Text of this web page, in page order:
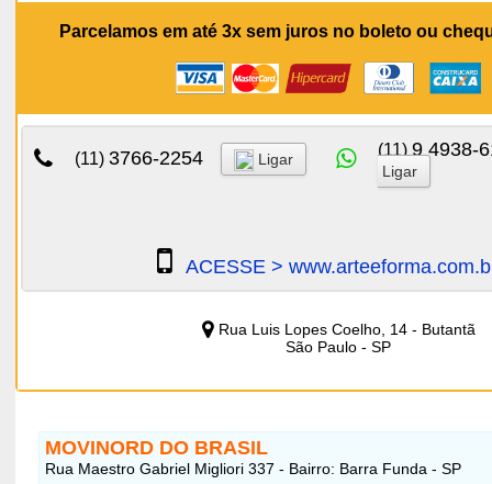
Parcelamos em até 3x sem juros no boleto ou
(11) 3766-2254 Ligar (11)9 4938-
Ligar
ACESSE >
Rua Luis Lopes Coelho, 14 - Butantã
São Paulo - SP
MOVINORD DO BRASIL
Rua Maestro Gabriel Migliori 337 - Bairro: Barra Funda - SP